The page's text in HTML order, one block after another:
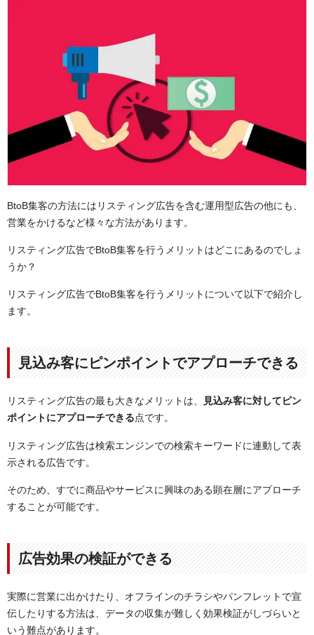
BtoB集客の方法にはリスティング広告を含む運用型広告の他にも、
営業をかけるなど様々な方法があります。
リスティング広告でBtoB集客を行うメリットはどこにあるのでしょ
うか？
リスティング広告でBtoB集客を行うメリットについて以下で紹介し
ます。
見込み客にピンポイントでアプローチできる
リスティング広告の最も大きなメリットは、
見込み客に対してピン
ポイントにアプローチできる点です。
リスティング広告は検索エンジンでの検索キーワードに連動して表
示される広告です。
そのため、すでに商品やサービスに興味のある顕在層にアプローチ
することが可能です。
広告効果の検証ができる
実際に営業に出かけたり、オフラインのチラシやパンフレットで宣
伝したりする方法は、データの収集が難しく効果検証がしづらいと
いう難点があります。